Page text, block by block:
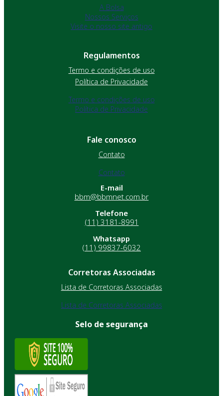
A Bolsa
Nossos Serviços
Visite o nosso site antigo
Regulamentos
Termo e condições de uso
Política de Privacidade
Termo e condições de uso
Política de Privacidade
Fale conosco
Contato
Contato
E-mail
bbm@bbmnet.com.br
Telefone
(11) 3181-8991
Whatsapp
(11) 99837-6032
Corretoras Associadas
Lista de Corretoras Associadas
Lista de Corretoras Associadas
Selo de segurança